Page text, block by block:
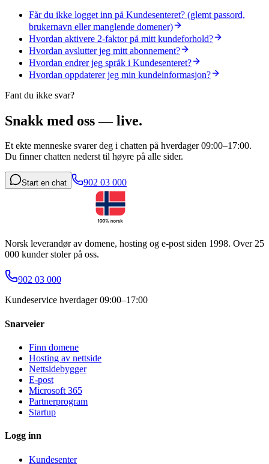
Får du ikke logget inn på Kundesenteret? (glemt passord,
brukernavn eller manglende domener)
Hvordan aktivere 2-faktor på mitt kundeforhold?
Hvordan avslutter jeg mitt abonnement?
Hvordan endrer jeg språk i Kundesenteret?
Hvordan oppdaterer jeg min kundeinformasjon?
Fant du ikke svar?
Snakk med oss — live.
Et ekte menneske svarer deg i chatten på hverdager 09:00–17:00.
Du finner chatten nederst til høyre på alle sider.
Start en chat 902 03 000
Norsk leverandør av domene, hosting og e-post siden 1998. Over 25
000 kunder stoler på oss.
902 03 000
Kundeservice hverdager 09:00–17:00
Snarveier
Finn domene
Hosting av nettside
Nettsidebygger
E-post
Microsoft 365
Partnerprogram
Startup
Logg inn
Kundesenter